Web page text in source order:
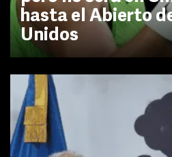
hasta el Abierto
Unidos